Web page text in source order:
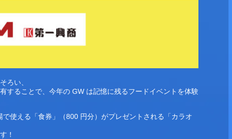
ろい、
することで、今年の GW は記憶に残るフードイベントを体験
使える「食券」（800 円分）がプレゼントされる「カラオ